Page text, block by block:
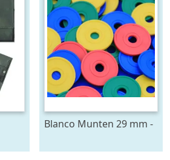
Blanco Munten 29 mm -